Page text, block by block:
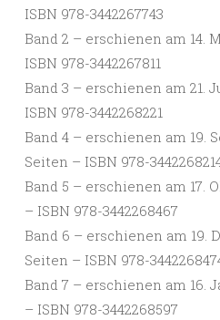
ISBN 978-3442267743
Band 2 – erschienen am 14.
ISBN 978-3442267811
Band 3 – erschienen am 21.
ISBN 978-3442268221
Band 4 – erschienen am 19.
Seiten – ISBN 978-
Band 5 – erschienen am 17.
– ISBN 978-3442268467
Band 6 – erschienen am 19.
Seiten – ISBN 978-
Band 7 – erschienen am 16.
– ISBN 978-3442268597